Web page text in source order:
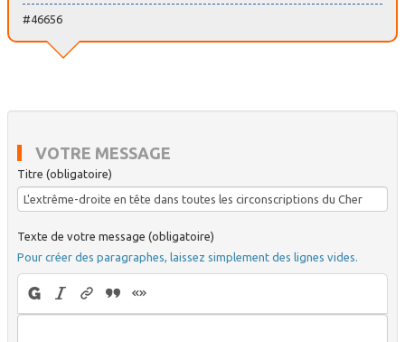
#46656
VOTRE MESSAGE
Titre (obligatoire)
Texte de votre message (obligatoire)
Pour créer des paragraphes, laissez simplement des lignes vides.